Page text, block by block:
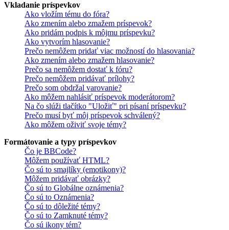
Vkladanie príspevkov
Ako vložím tému do fóra?
Ako zmením alebo zmažem príspevok?
Ako pridám podpis k môjmu príspevku?
Ako vytvorím hlasovanie?
Prečo nemôžem pridať viac možností do hlasovania?
Ako zmením alebo zmažem hlasovanie?
Prečo sa nemôžem dostať k fóru?
Prečo nemôžem pridávať prílohy?
Prečo som obdržal varovanie?
Ako môžem nahlásiť príspevok moderátorom?
Na čo slúži tlačítko "Uložiť" pri písaní príspevku?
Prečo musí byť môj príspevok schválený?
Ako môžem oživiť svoje témy?
Formátovanie a typy príspevkov
Čo je BBCode?
Môžem používať HTML?
Čo sú to smajlíky (emotikony)?
Môžem pridávať obrázky?
Čo sú to Globálne oznámenia?
Čo sú to Oznámenia?
Čo sú to dôležité témy?
Čo sú to Zamknuté témy?
Čo sú ikony tém?